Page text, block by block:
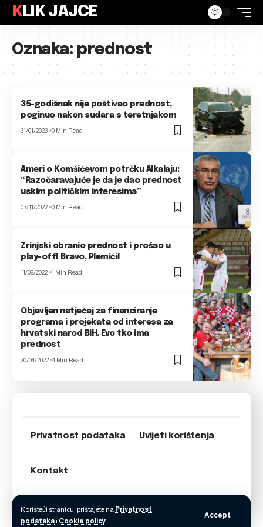
Koristeći stranicu, pristajete na Privatnost
podatakai Cookie policy.
Accept
KLIK JAJCE
Oznaka:prednost
35-godišnak nije poštivao prednost,
poginuo nakon sudara s teretnjakom
31/01/2023 0 Min Read
Ameri o Komšićevom potrčku Alkalaju:
“Razočaravajuće je da je dao prednost
uskim političkim interesima”
03/11/2022 0 Min Read
Zrinjski obranio prednost i prošao u
play-off! Bravo, Plemići!
11/08/2022 1 Min Read
Objavljen natječaj za financiranje
programa i projekata od interesa za
hrvatski narod BiH. Evo tko ima
prednost
20/04/2022 1 Min Read
Privatnost podataka Uvijeti korištenja
Kontakt